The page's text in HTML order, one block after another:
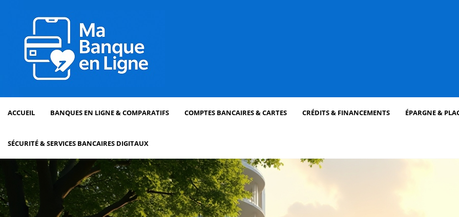
ACCUEIL BANQUES EN LIGNE & COMPARATIFS COMPTES BANCAIRES & CARTES CRÉDITS & FINANCEMENTS ÉPARGNE &
SÉCURITÉ & SERVICES BANCAIRES DIGITAUX